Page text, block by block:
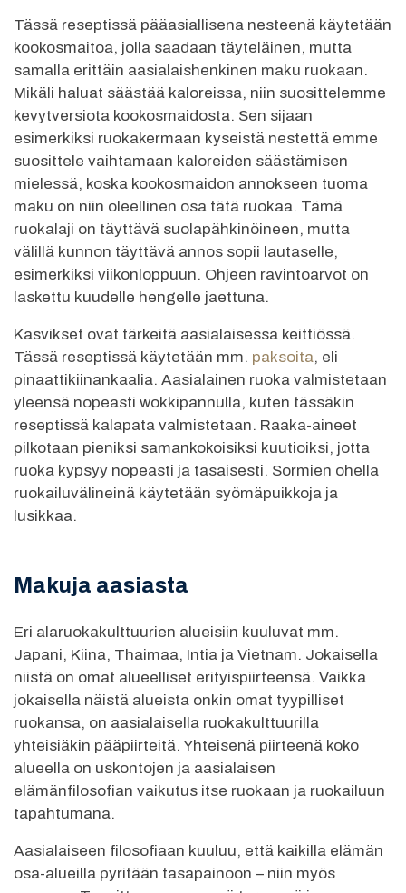
Tässä reseptissä pääasiallisena nesteenä käytetään
kookosmaitoa, jolla saadaan täyteläinen, mutta
samalla erittäin aasialaishenkinen maku ruokaan.
Mikäli haluat säästää kaloreissa, niin suosittelemme
kevytversiota kookosmaidosta. Sen sijaan
esimerkiksi ruokakermaan kyseistä nestettä emme
suosittele vaihtamaan kaloreiden säästämisen
mielessä, koska kookosmaidon annokseen tuoma
maku on niin oleellinen osa tätä ruokaa. Tämä
ruokalaji on täyttävä suolapähkinöineen, mutta
välillä kunnon täyttävä annos sopii lautaselle,
esimerkiksi viikonloppuun. Ohjeen ravintoarvot on
laskettu kuudelle hengelle jaettuna.
Kasvikset ovat tärkeitä aasialaisessa keittiössä.
Tässä reseptissä käytetään mm. paksoita, eli
pinaattikiinankaalia. Aasialainen ruoka valmistetaan
yleensä nopeasti wokkipannulla, kuten tässäkin
reseptissä kalapata valmistetaan. Raaka-aineet
pilkotaan pieniksi samankokoisiksi kuutioiksi, jotta
ruoka kypsyy nopeasti ja tasaisesti. Sormien ohella
ruokailuvälineinä käytetään syömäpuikkoja ja
lusikkaa.
Makuja aasiasta
Eri alaruokakulttuurien alueisiin kuuluvat mm.
Japani, Kiina, Thaimaa, Intia ja Vietnam. Jokaisella
niistä on omat alueelliset erityispiirteensä. Vaikka
jokaisella näistä alueista onkin omat tyypilliset
ruokansa, on aasialaisella ruokakulttuurilla
yhteisiäkin pääpiirteitä. Yhteisenä piirteenä koko
alueella on uskontojen ja aasialaisen
elämänfilosofian vaikutus itse ruokaan ja ruokailuun
tapahtumana.
Aasialaiseen filosofiaan kuuluu, että kaikilla elämän
osa-alueilla pyritään tasapainoon – niin myös